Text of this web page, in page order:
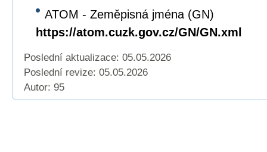
ATOM - Zeměpisná jména (GN)
https://atom.cuzk.gov.cz/GN/GN.xml
Poslední aktualizace: 05.05.2026
Poslední revize: 05.05.2026
Autor: 95